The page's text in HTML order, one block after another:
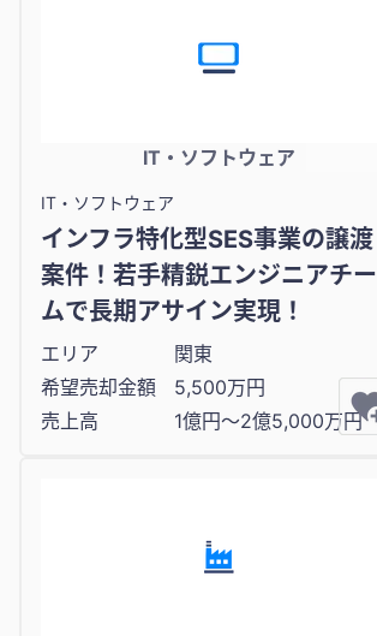
IT・ソフトウェア
IT・ソフトウェア
インフラ特化型SES事業の譲渡
案件！若手精鋭エンジニアチー
ムで長期アサイン実現！
エリア
関東
希望売却金額
5,500万円
売上高
1億円〜2億5,000万円